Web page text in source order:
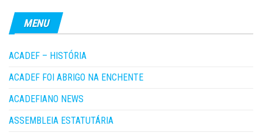
MENU
ACADEF – HISTÓRIA
ACADEF FOI ABRIGO NA ENCHENTE
ACADEFIANO NEWS
ASSEMBLEIA ESTATUTÁRIA